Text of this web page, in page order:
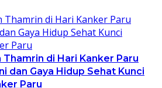
di Hari Kanker Paru
dan Gaya Hidup Sehat Kunci
Paru